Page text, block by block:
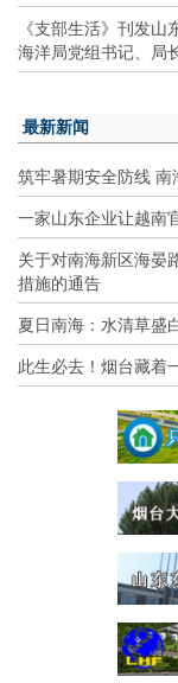
《支部生活》刊发
海洋局党组书记、局
最新新闻
筑牢暑期安全防线
一家山东企业让越南
关于对南海新区海晏
措施的通告
夏日南海：水清草盛
此生必去！烟台藏着